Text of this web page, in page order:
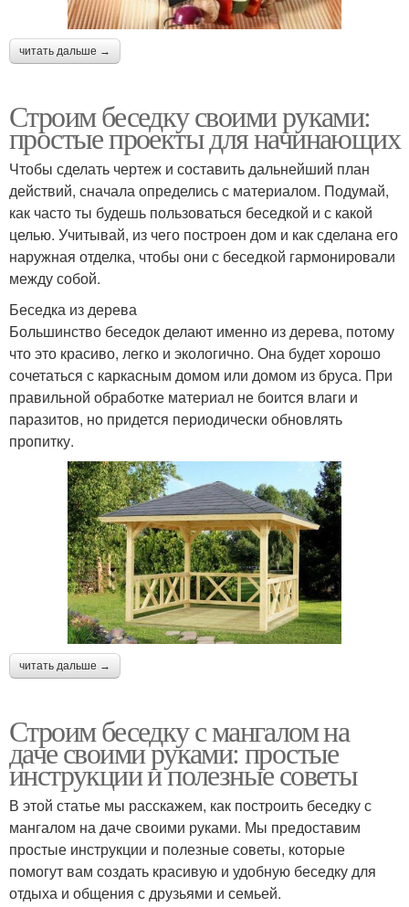
читать дальше →
Строим беседку своими руками:
простые проекты для начинающих
Чтобы сделать чертеж и составить дальнейший план
действий, сначала определись с материалом. Подумай,
как часто ты будешь пользоваться беседкой и с какой
целью. Учитывай, из чего построен дом и как сделана его
наружная отделка, чтобы они с беседкой гармонировали
между собой.
Беседка из дерева
Большинство беседок делают именно из дерева, потому
что это красиво, легко и экологично. Она будет хорошо
сочетаться с каркасным домом или домом из бруса. При
правильной обработке материал не боится влаги и
паразитов, но придется периодически обновлять
пропитку.
читать дальше →
Строим беседку с мангалом на
даче своими руками: простые
инструкции и полезные советы
В этой статье мы расскажем, как построить беседку с
мангалом на даче своими руками. Мы предоставим
простые инструкции и полезные советы, которые
помогут вам создать красивую и удобную беседку для
отдыха и общения с друзьями и семьей.